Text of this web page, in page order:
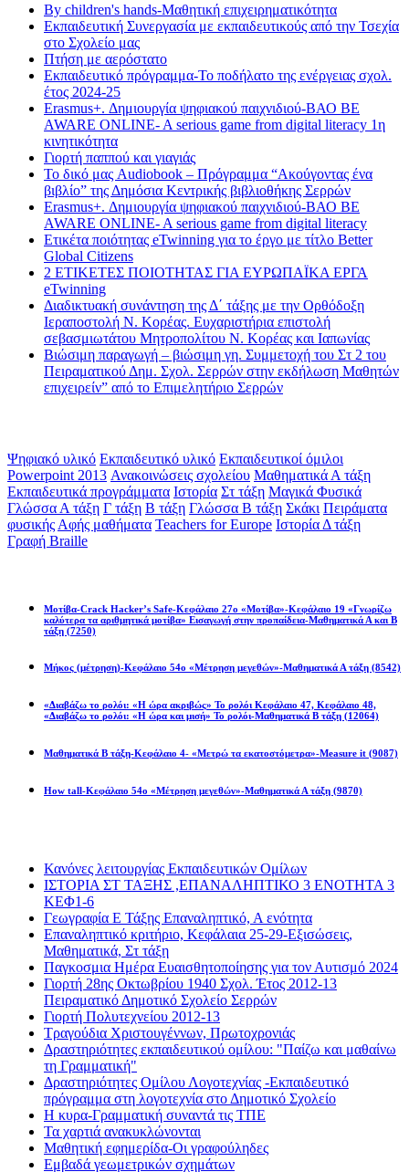
By children's hands-Μαθητική επιχειρηματικότητα
Εκπαιδευτική Συνεργασία με εκπαιδευτικούς από την Τσεχία
στο Σχολείο μας
Πτήση με αερόστατο
Εκπαιδευτικό πρόγραμμα-Το ποδήλατο της ενέργειας σχολ.
έτος 2024-25
Erasmus+. Δημιουργία ψηφιακού παιχνιδιού-ΒΑΟ BE
AWARE ONLINE- A serious game from digital literacy 1η
κινητικότητα
Γιορτή παππού και γιαγιάς
Το δικό μας Audiobook – Πρόγραμμα “Ακούγοντας ένα
βιβλίο” της Δημόσια Κεντρικής βιβλιοθήκης Σερρών
Erasmus+. Δημιουργία ψηφιακού παιχνιδιού-ΒΑΟ BE
AWARE ONLINE- A serious game from digital literacy
Ετικέτα ποιότητας eTwinning για το έργο με τίτλο Better
Global Citizens
2 ΕΤΙΚΕΤΕΣ ΠΟΙΟΤΗΤΑΣ ΓΙΑ ΕΥΡΩΠΑΪΚΑ ΕΡΓΑ
eTwinning
Διαδικτυακή συνάντηση της Δ΄ τάξης με την Ορθόδοξη
Ιεραποστολή Ν. Κορέας. Ευχαριστήρια επιστολή
σεβασμιωτάτου Μητροπολίτου Ν. Κορέας και Ιαπωνίας
Βιώσιμη παραγωγή – βιώσιμη γη. Συμμετοχή του Στ 2 του
Πειραματικού Δημ. Σχολ. Σερρών στην εκδήλωση Μαθητών
επιχειρείν” από το Επιμελητήριο Σερρών
Ψηφιακό υλικό Εκπαιδευτικό υλικό Εκπαιδευτικοί όμιλοι
Powerpoint 2013 Ανακοινώσεις σχολείου Μαθηματικά Α τάξη
Εκπαιδευτικά προγράμματα Ιστορία Στ τάξη Μαγικά Φυσικά
Γλώσσα Α τάξη Γ τάξη Β τάξη Γλώσσα Β τάξη Σκάκι Πειράματα
φυσικής Αφής μαθήματα Teachers for Europe Ιστορία Δ τάξη
Γραφή Braille
Μοτίβα-Crack Hacker’s Safe-Κεφάλαιο 27ο «Μοτίβα»-Κεφάλαιο 19 «Γνωρίζω
καλύτερα τα αριθμητικά μοτίβα» Εισαγωγή στην προπαίδεια-Μαθηματικά Α και Β
τάξη (7250)
Μήκος (μέτρηση)-Κεφάλαιο 54ο «Μέτρηση μεγεθών»-Μαθηματικά Α τάξη (8542)
«Διαβάζω το ρολόι: «Η ώρα ακριβώς» Το ρολόι Κεφάλαιο 47, Κεφάλαιο 48,
«Διαβάζω το ρολόι: «Η ώρα και μισή» Το ρολόι-Μαθηματικά Β τάξη (12064)
Μαθηματικά Β τάξη-Κεφάλαιο 4- «Μετρώ τα εκατοστόμετρα»-Measure it (9087)
How tall-Κεφάλαιο 54ο «Μέτρηση μεγεθών»-Μαθηματικά Α τάξη (9870)
Κανόνες λειτουργίας Εκπαιδευτικών Ομίλων
ΙΣΤΟΡΙΑ ΣΤ ΤΑΞΗΣ ,ΕΠΑΝΑΛΗΠΤΙΚΟ 3 ΕΝΟΤΗΤΑ 3
ΚΕΦ1-6
Γεωγραφία Ε Τάξης Επαναληπτικό, Α ενότητα
Επαναληπτικό κριτήριο, Κεφάλαια 25-29-Εξισώσεις,
Μαθηματικά, Στ τάξη
Παγκοσμια Ημέρα Ευαισθητοποίησης για τον Αυτισμό 2024
Γιορτή 28ης Οκτωβρίου 1940 Σχολ. Έτος 2012-13
Πειραματικό Δημοτικό Σχολείο Σερρών
Γιορτή Πολυτεχνείου 2012-13
Τραγούδια Χριστουγέννων, Πρωτοχρονιάς
Δραστηριότητες εκπαιδευτικού ομίλου: "Παίζω και μαθαίνω
τη Γραμματική"
Δραστηριότητες Ομίλου Λογοτεχνίας -Εκπαιδευτικό
πρόγραμμα στη λογοτεχνία στο Δημοτικό Σχολείο
Η κυρα-Γραμματική συναντά τις ΤΠΕ
Τα χαρτιά ανακυκλώνονται
Μαθητική εφημερίδα-Οι γραφούληδες
Εμβαδά γεωμετρικών σχημάτων